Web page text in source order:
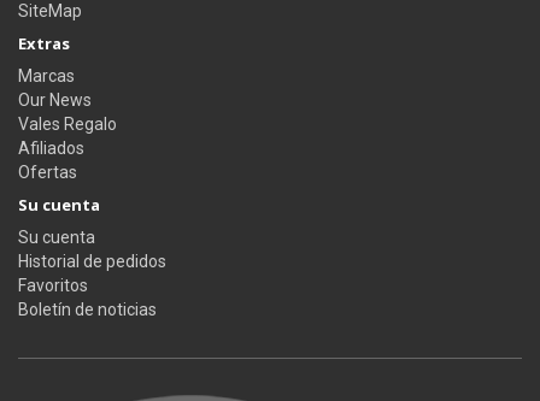
SiteMap
Extras
Marcas
Our News
Vales Regalo
Afiliados
Ofertas
Su cuenta
Su cuenta
Historial de pedidos
Favoritos
Boletín de noticias